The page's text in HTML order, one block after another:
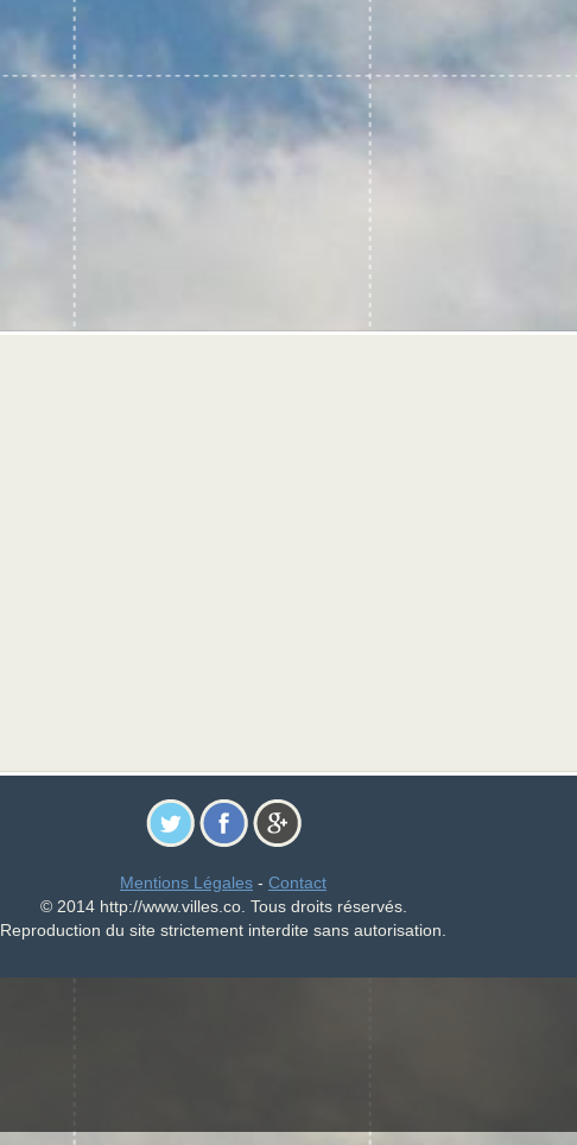
Mentions Légales - Contact
© 2014 http://www.villes.co. Tous droits réservés.
Reproduction du site strictement interdite sans autorisation.